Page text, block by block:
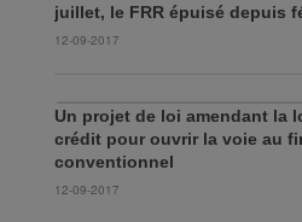
juillet, le FRR épuisé depuis
12-09-2017
Un projet de loi amendant la
crédit pour ouvrir la voie au
conventionnel
12-09-2017